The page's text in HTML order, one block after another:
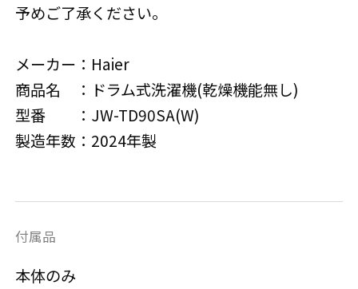
予めご了承ください。
メーカー：Haier
商品名 ：ドラム式洗濯機(乾燥機能無し)
型番 ：JW-TD90SA(W)
製造年数：2024年製
付属品
本体のみ